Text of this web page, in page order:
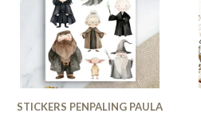
STICKERS PENPALING PAULA